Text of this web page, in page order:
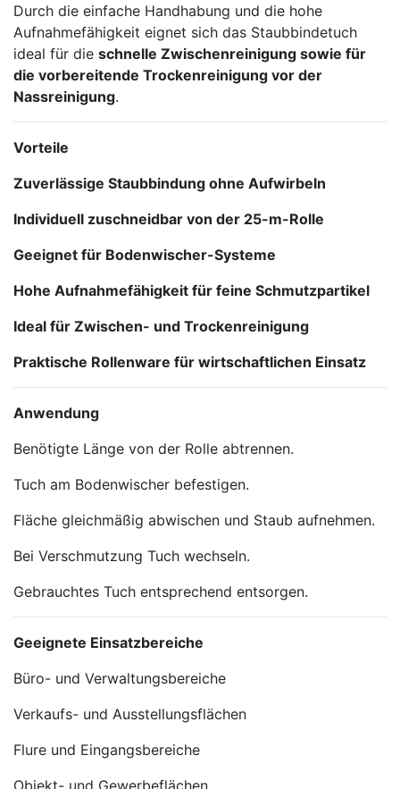
Durch die einfache Handhabung und die hohe
Aufnahmefähigkeit eignet sich das Staubbindetuch
ideal für die schnelle Zwischenreinigung sowie für
die vorbereitende Trockenreinigung vor der
Nassreinigung.
Vorteile
Zuverlässige Staubbindung ohne Aufwirbeln
Individuell zuschneidbar von der 25-m-Rolle
Geeignet für Bodenwischer-Systeme
Hohe Aufnahmefähigkeit für feine Schmutzpartikel
Ideal für Zwischen- und Trockenreinigung
Praktische Rollenware für wirtschaftlichen Einsatz
Anwendung
Benötigte Länge von der Rolle abtrennen.
Tuch am Bodenwischer befestigen.
Fläche gleichmäßig abwischen und Staub aufnehmen.
Bei Verschmutzung Tuch wechseln.
Gebrauchtes Tuch entsprechend entsorgen.
Geeignete Einsatzbereiche
Büro- und Verwaltungsbereiche
Verkaufs- und Ausstellungsflächen
Flure und Eingangsbereiche
Objekt- und Gewerbeflächen